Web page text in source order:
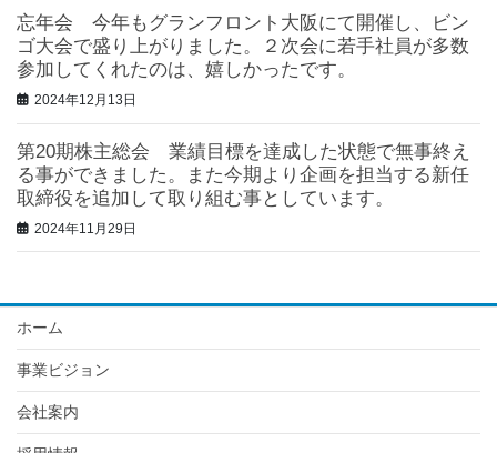
忘年会 今年もグランフロント大阪にて開催し、ビン
ゴ大会で盛り上がりました。２次会に若手社員が多数
参加してくれたのは、嬉しかったです。
2024年12月13日
第20期株主総会 業績目標を達成した状態で無事終え
る事ができました。また今期より企画を担当する新任
取締役を追加して取り組む事としています。
2024年11月29日
ホーム
事業ビジョン
会社案内